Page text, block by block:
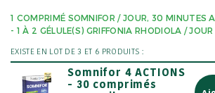
1 COMPRIMÉ SOMNIFOR / JOUR, 30 MINUTES
- 1 À 2 GÉLULE(S) GRIFFONIA RHODIOLA / JOUR
EXISTE EN LOT DE 3 ET 6 PRODUITS :
Somnifor 4 ACTIONS
- 30 comprimés